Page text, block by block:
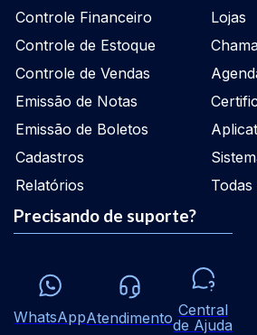
Controle Financeiro
Controle de Estoque
Controle de Vendas
Emissão de Notas
Emissão de Boletos
Cadastros
Relatórios
Lojas
Todas
Precisando de suporte?
WhatsAppAtendimento Central
de Ajuda